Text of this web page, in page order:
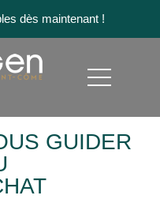
dès maintenant !
GUIDER